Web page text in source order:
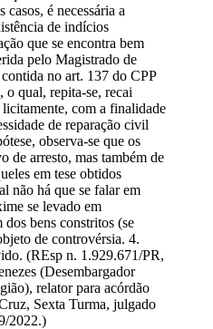
é necessária a
de indícios
que se encontra bem
pelo Magistrado de
no art. 137 do CPP
o qual, repita-se, recai
com a finalidade
de reparação civil
observa-se que os
de arresto, mas também de
em tese obtidos
não há que se falar em
se levado em
bens constritos (se
de controvérsia. 4.
(REsp n. 1.929.671/PR,
(Desembargador
relator para acórdão
Sexta Turma, julgado
2022.)